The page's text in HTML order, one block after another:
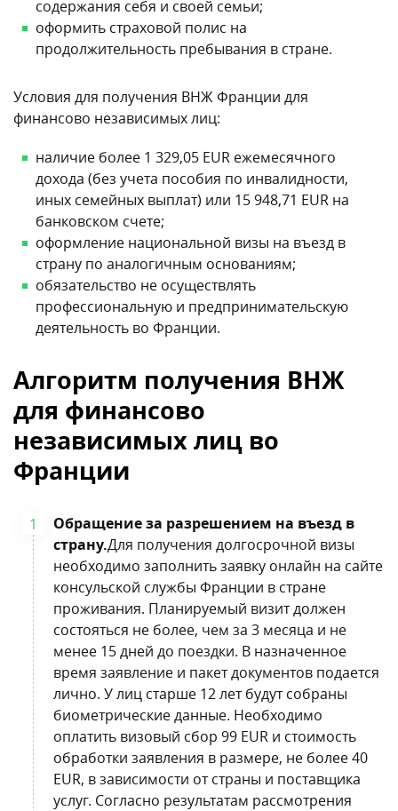
содержания себя и своей семьи;
оформить страховой полис на
продолжительность пребывания в стране.
Условия для получения ВНЖ Франции для
финансово независимых лиц:
наличие более 1 329,05 EUR ежемесячного
дохода (без учета пособия по инвалидности,
иных семейных выплат) или 15 948,71 EUR на
банковском счете;
оформление национальной визы на въезд в
страну по аналогичным основаниям;
обязательство не осуществлять
профессиональную и предпринимательскую
деятельность во Франции.
Алгоритм получения ВНЖ
для финансово
независимых лиц во
Франции
Обращение за разрешением на въезд в
страну.Для получения долгосрочной визы
необходимо заполнить заявку онлайн на сайте
консульской службы Франции в стране
проживания. Планируемый визит должен
состояться не более, чем за 3 месяца и не
менее 15 дней до поездки. В назначенное
время заявление и пакет документов подается
лично. У лиц старше 12 лет будут собраны
биометрические данные. Необходимо
оплатить визовый сбор 99 EUR и стоимость
обработки заявления в размере, не более 40
EUR, в зависимости от страны и поставщика
услуг. Согласно результатам рассмотрения